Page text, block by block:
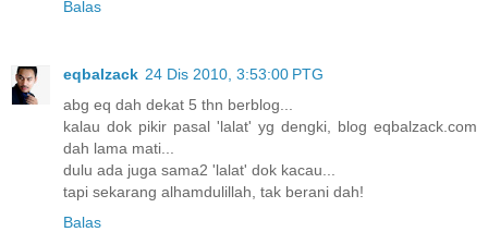
Balas
eqbalzack 24 Dis 2010, 3:53:00 PTG
abg eq dah dekat 5 thn berblog...
kalau dok pikir pasal 'lalat' yg dengki, blog eqbalzack.com
dah lama mati...
dulu ada juga sama2 'lalat' dok kacau...
tapi sekarang alhamdulillah, tak berani dah!
Balas